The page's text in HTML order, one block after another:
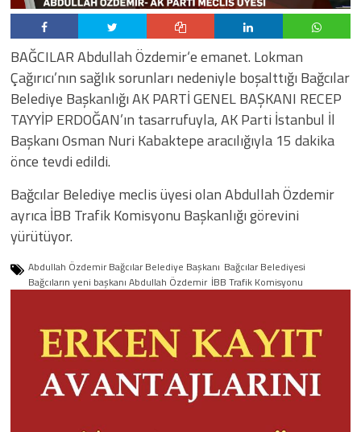
BAĞCILARAbdullah Özdemir‘e emanet. Lokman
Çağırıcı’nın sağlık sorunları nedeniyle boşalttığı Bağcılar
Belediye Başkanlığı AK PARTİ GENEL BAŞKANI RECEP
TAYYİP ERDOĞAN’ın tasarrufuyla, AK Parti İstanbul İl
Başkanı Osman Nuri Kabaktepe aracılığıyla 15 dakika
önce tevdi edildi.
Bağcılar Belediye meclis üyesi olan Abdullah Özdemir
ayrıca İBB Trafik Komisyonu Başkanlığı görevini
yürütüyor.
Abdullah Özdemir Bağcılar Belediye Başkanı Bağcılar Belediyesi
Bağcıların yeni başkanı Abdullah Özdemir İBB Trafik Komisyonu